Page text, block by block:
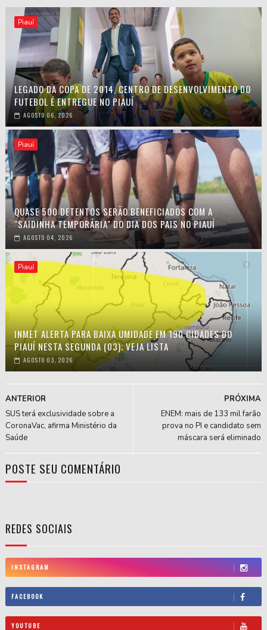
Piauí
LEGADO DA COPA DE 2014, CENTRO DE DESENVOLVIMENTO DO
FUTEBOL É ENTREGUE NO PIAUÍ
AGOSTO 06, 2026
Piauí
QUASE 500 DETENTOS SERÃO BENEFICIADOS COM A
"SAIDINHA TEMPORÁRIA" DO DIA DOS PAIS NO PIAUÍ
AGOSTO 04, 2026
Piauí
INMET ALERTA PARA BAIXA UMIDADE EM 190 CIDADES DO
PIAUÍ NESTA SEGUNDA (03); VEJA LISTA
AGOSTO 03, 2026
PRÓXIMA
ENEM: mais de 133 mil farão
prova no PI e candidato sem
máscara será eliminado
ANTERIOR
SUS terá exclusividade sobre a
CoronaVac, afirma Ministério da
Saúde
POSTE SEU COMENTÁRIO
REDES SOCIAIS
INSTAGRAM
FACEBOOK
YOUTUBE